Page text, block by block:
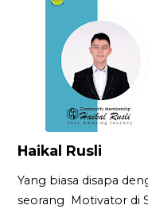
Haikal Rusli
Yang biasa disapa
seorang Motivator di